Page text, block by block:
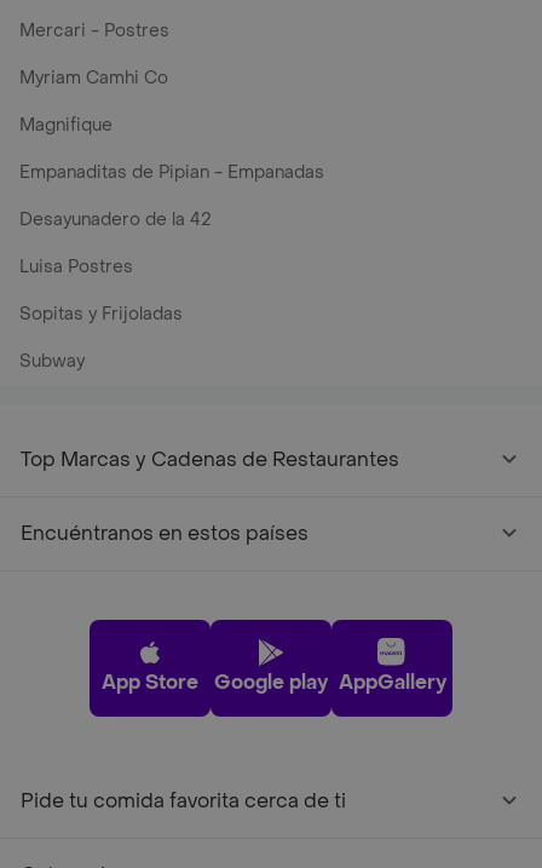
Mercari - Postres
Myriam Camhi Co
Magnifique
Empanaditas de Pipian - Empanadas
Desayunadero de la 42
Luisa Postres
Sopitas y Frijoladas
Subway
Top Marcas y Cadenas de Restaurantes
Encuéntranos en estos países
App Store Google play AppGallery
Pide tu comida favorita cerca de ti